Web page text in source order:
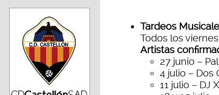
Tardeos
Todos los
Artistas
27 junio –
4 julio – Dos
11 julio – DJ